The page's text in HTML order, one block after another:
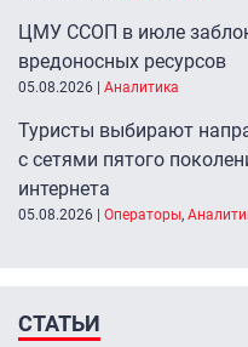
ЦМУ ССОП в июле
вредоносных ресурсов
05.08.2026 Аналитика
Туристы выбирают
с сетями пятого
интернета
05.08.2026 Операторы,
СТАТЬИ